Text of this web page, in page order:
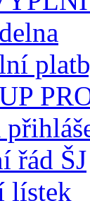
řád ŠJ
lístek